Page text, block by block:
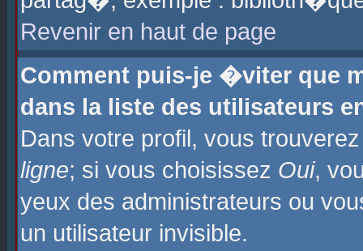
Revenir en haut de page
Comment puis-je �viter que
dans la liste des utilisateurs
Dans votre profil, vous
ligne; si vous choisissez Oui,
yeux des administrateurs ou
un utilisateur invisible.